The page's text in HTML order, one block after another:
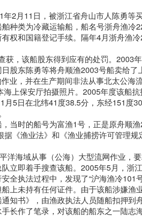
2月11日，被浙江省舟山市人陈勇等
种类为冷藏运输船，船名号浙舟渔冷
权和国籍登记手续。隔年4月浙舟渔
，该船股东得到应有的处罚。2003
股东陈勇等将舟顺渔2003号船卖给了
业，并在生产期间非法从事北太公海
上保安厅拍摄照片。2005年度该船
5日在北纬41度38.5分，东经151度
当时的船号为富渔1号，正是原舟顺
《渔业法》和《渔业捕捞许可管理规
洋海域从事（公海）大型流网作业，
立即着手搜查该船。2005年5月，浙
全执法过程中，发现了“沪海渔冷101
上未持有任何证件。由于该船涉嫌渔
知书》，由渔政执法人员随船扣押到
长作了笔录，对该船的船东之一陆志